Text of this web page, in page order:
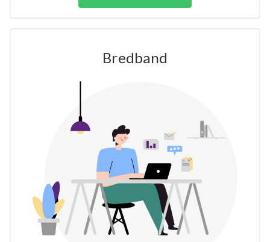
Bredband